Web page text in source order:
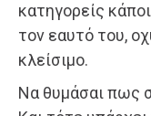
κατηγορείς
τον εαυτό του,
κλείσιμο.
Να θυμάσαι πως